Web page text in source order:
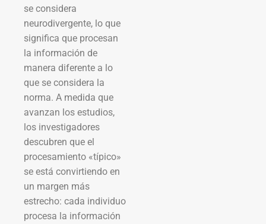
se considera
neurodivergente, lo que
significa que procesan
la información de
manera diferente a lo
que se considera la
norma. A medida que
avanzan los estudios,
los investigadores
descubren que el
procesamiento «típico»
se está convirtiendo en
un margen más
estrecho: cada individuo
procesa la información